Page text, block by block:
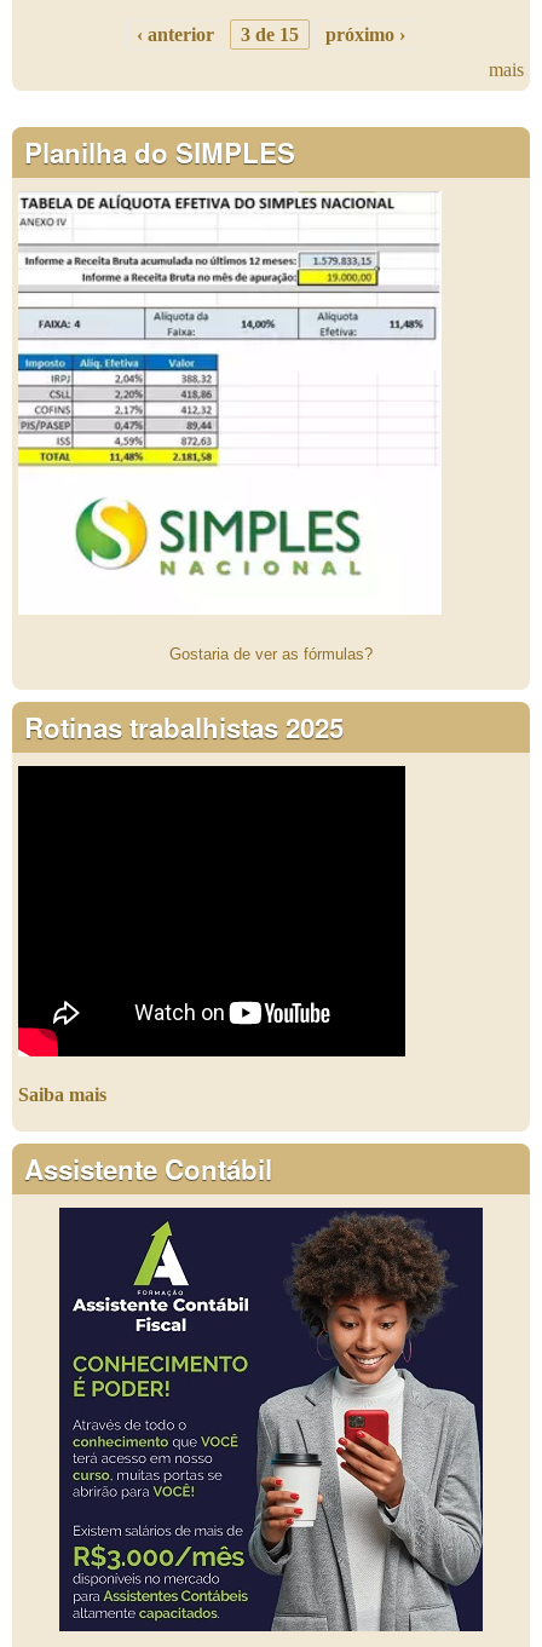
‹ anterior 3 de 15
próximo ›
mais
Planilha do SIMPLES
Gostaria de ver as fórmulas?
Rotinas trabalhistas 2025
Saiba mais
Assistente Contábil